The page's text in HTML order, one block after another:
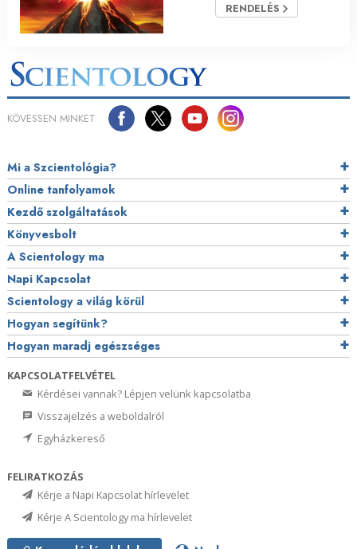
RENDELÉS
KÖVESSEN MINKET
Mi a Szcientológia?
Online tanfolyamok
Kezdő szolgáltatások
Könyvesbolt
A Scientology ma
Napi Kapcsolat
Scientology a világ körül
Hogyan segítünk?
Hogyan maradj egészséges
KAPCSOLATFELVÉTEL
Kérdései vannak? Lépjen velünk kapcsolatba
Visszajelzés a weboldalról
Egyházkereső
FELIRATKOZÁS
Kérje a Napi Kapcsolat hírlevelet
Kérje A Scientology ma hírlevelet